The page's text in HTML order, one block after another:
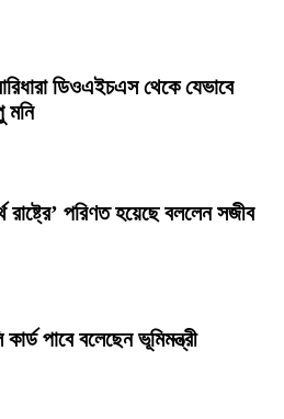
ডিওএইচএস থেকে যেভাবে
মনি
রাষ্ট্রে’ পরিণত হয়েছে বললেন সজীব
পাবে বলেছেন ভূমিমন্ত্রী